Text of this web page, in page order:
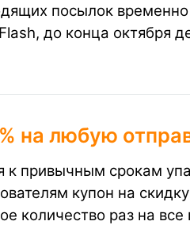
посылок
до конца октября
на любую
привычным срокам
купон на
количество раз на